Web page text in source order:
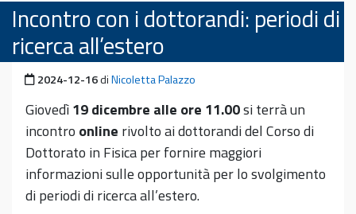
Incontro con i dottorandi: periodi di
ricerca all’estero
Pubblicato il
2024-12-16diNicoletta Palazzo
Giovedì19 dicembre alle ore 11.00si terrà un
incontro online rivolto ai dottorandi del Corso di
Dottorato in Fisica per fornire maggiori
informazioni sulle opportunità per lo svolgimento
di periodi di ricerca all’estero.